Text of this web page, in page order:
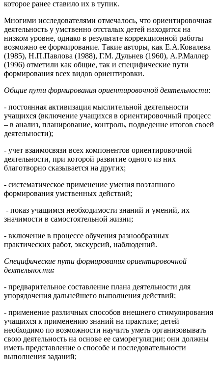
которое ранее ставило их в тупик.
Многими исследователями отмечалось, что ориентировочная
деятельность у умственно отсталых детей находится на
низком уровне, однако в результате коррекционной работы
возможно ее формирование. Такие авторы, как Е.А.Ковалева
(1985), Н.П.Павлова (1988), Г.М. Дульнев (1960), А.Р.Маллер
(1996) отметили как общие, так и специфические пути
формирования всех видов ориентировки.
Общие пути формирования ориентировочной деятельности:
- постоянная активизация мыслительной деятельности
учащихся (включение учащихся в ориентировочный процесс
– в анализ, планирование, контроль, подведение итогов своей
деятельности);
- учет взаимосвязи всех компонентов ориентировочной
деятельности, при которой развитие одного из них
благотворно сказывается на других;
- систематическое применение умения поэтапного
формирования умственных действий;
- показ учащимся необходимости знаний и умений, их
значимости в самостоятельной жизни;
- включение в процессе обучения разнообразных
практических работ, экскурсий, наблюдений.
Специфические пути формирования ориентировочной
деятельности:
- предварительное составление плана деятельности для
упорядочения дальнейшего выполнения действий;
- применение различных способов внешнего стимулирования
учащихся к применению знаний на практике; детей
необходимо по возможности научить уметь организовывать
свою деятельность на основе ее саморегуляции; они должны
иметь представление о способе и последовательности
выполнения заданий;